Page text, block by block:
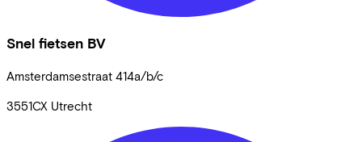
Snel fietsen BV
Amsterdamsestraat 414a/b/c
3551CX Utrecht